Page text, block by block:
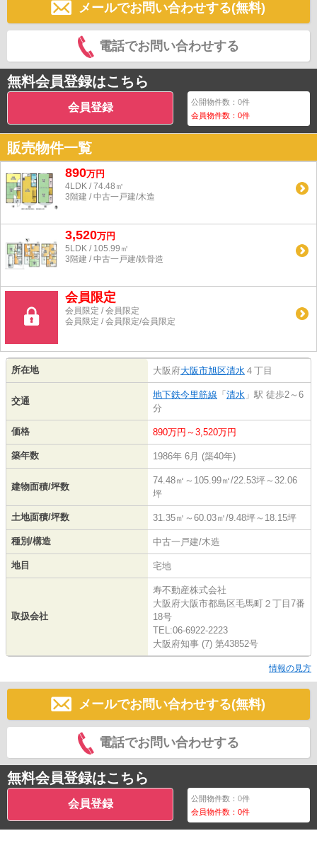
メールでお問い合わせする(無料)
電話でお問い合わせする
無料会員登録はこちら
会員登録 公開物件数：0件
会員物件数：0件
販売物件一覧
890万円
4LDK / 74.48㎡
3階建 / 中古一戸建/木造
3,520万円
5LDK / 105.99㎡
3階建 / 中古一戸建/鉄骨造
会員限定
会員限定 /会員限定
会員限定 /会員限定/会員限定
所在地 大阪府大阪市旭区清水 ４丁目
交通
地下鉄今里筋線 「 清水 」駅 徒歩2～6
分
価格 890万円～3,520万円
築年数 1986年 6月 (築40年)
建物面積/坪数
74.48㎡～105.99㎡/22.53坪～32.06
坪
土地面積/坪数 31.35㎡～60.03㎡/9.48坪～18.15坪
種別/構造 中古一戸建/木造
地目 宅地
取扱会社
寿不動産株式会社
大阪府大阪市都島区毛馬町２丁目7番
18号
TEL:06-6922-2223
大阪府知事 (7) 第43852号
情報の見方
メールでお問い合わせする(無料)
電話でお問い合わせする
無料会員登録はこちら
会員登録 公開物件数：0件
会員物件数：0件